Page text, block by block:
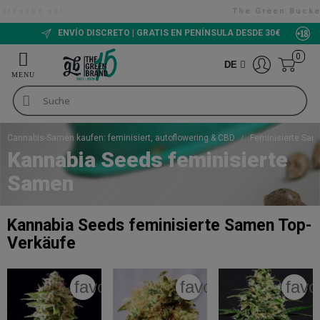
The Green Bucket CBD, Jetzt erhältlich!
ENVÍO DISCRETO | GRATIS EN PENÍNSULA DESDE 30€
DE
0
Cannabis-Samen kaufen: feminisiert, autoflowering & CBD Feminisierte
Kannabia Seeds feminisierte
Samen
Kannabia Seeds feminisierte Samen Top-
Verkäufe
favorite_borderfavorite_border